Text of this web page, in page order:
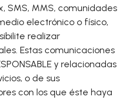
SMS, MMS, comunidades
electrónico o físico,
realizar
Estas comunicaciones
y relacionadas
o de sus
con los que éste haya